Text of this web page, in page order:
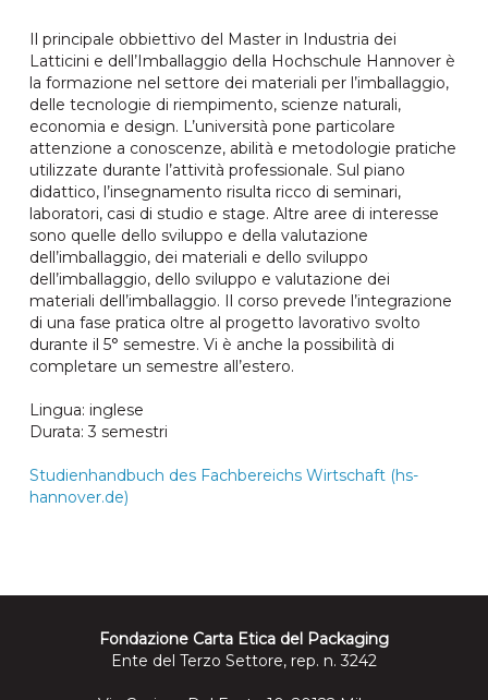
Il principale obbiettivo del Master in Industria dei
Latticini e dell’Imballaggio della Hochschule Hannover è
la formazione nel settore dei materiali per l’imballaggio,
delle tecnologie di riempimento, scienze naturali,
economia e design. L’università pone particolare
attenzione a conoscenze, abilità e metodologie pratiche
utilizzate durante l’attività professionale. Sul piano
didattico, l’insegnamento risulta ricco di seminari,
laboratori, casi di studio e stage. Altre aree di interesse
sono quelle dello sviluppo e della valutazione
dell’imballaggio, dei materiali e dello sviluppo
dell’imballaggio, dello sviluppo e valutazione dei
materiali dell’imballaggio. Il corso prevede l’integrazione
di una fase pratica oltre al progetto lavorativo svolto
durante il 5° semestre. Vi è anche la possibilità di
completare un semestre all’estero.
Lingua: inglese
Durata: 3 semestri
Studienhandbuch des Fachbereichs Wirtschaft (hs-
hannover.de)
Fondazione Carta Etica del Packaging
Ente del Terzo Settore, rep. n. 3242